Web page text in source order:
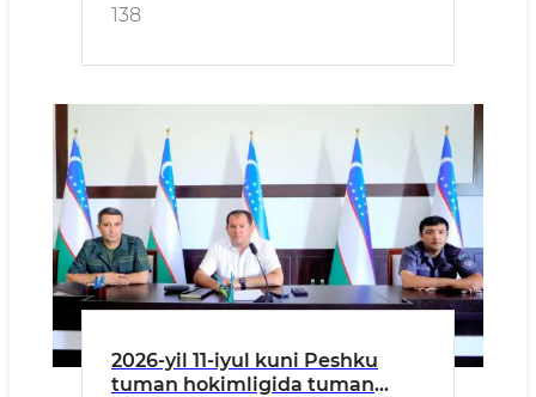
138
2026-yil 11-iyul kuni Peshku
tuman hokimligida tuman